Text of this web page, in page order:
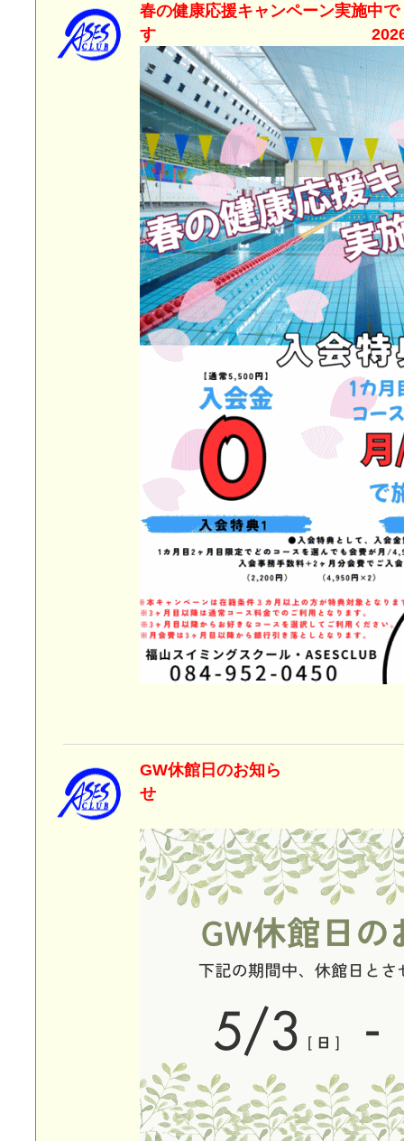
春の健康応援キャンペーン実施中で
す 2026年3
GW休館日のお知ら
せ 2026